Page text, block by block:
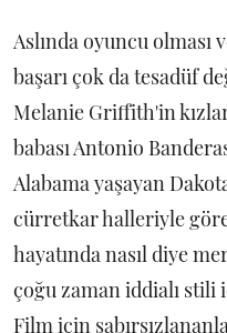
Aslında oyuncu olması
başarı çok da tesadüf
Melanie Griffith'in
babası Antonio
Alabama yaşayan
cürretkar halleriyle
hayatında nasıl diye
çoğu zaman iddialı
Film için